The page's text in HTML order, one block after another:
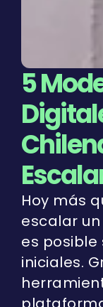
5
Hoy más
escalar
es posible
iniciales.